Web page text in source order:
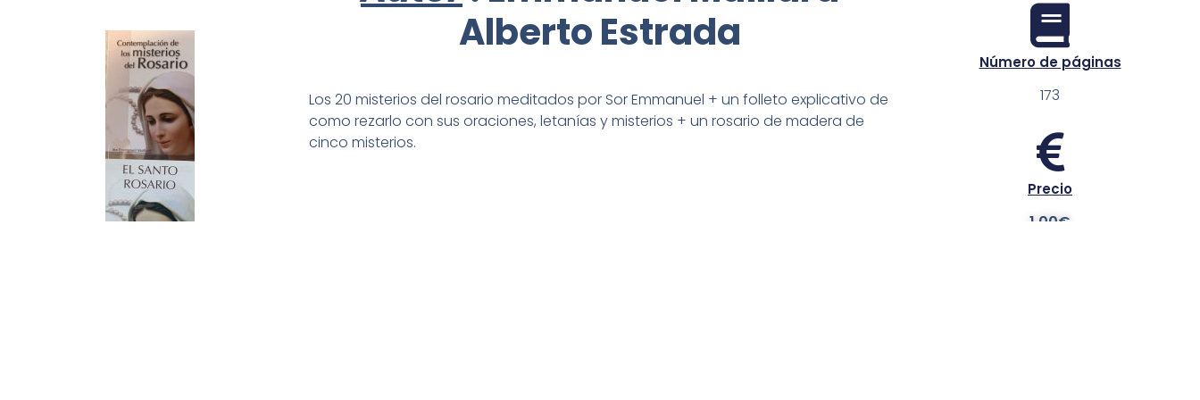
Alberto Estrada
Los 20 misterios del rosario meditados por Sor Emmanuel + un folleto explicativo de
como rezarlo con sus oraciones, letanías y misterios + un rosario de madera de
cinco misterios.
Número de páginas
173
Precio
1.00€